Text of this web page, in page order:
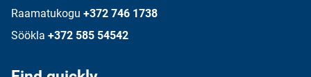
Raamatukogu +372 746 1738
Söökla +372 585 54542